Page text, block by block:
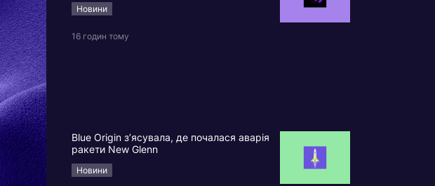
Новини
16 годин тому
Blue Origin з’ясувала, де почалася аварія
ракети New Glenn
Новини